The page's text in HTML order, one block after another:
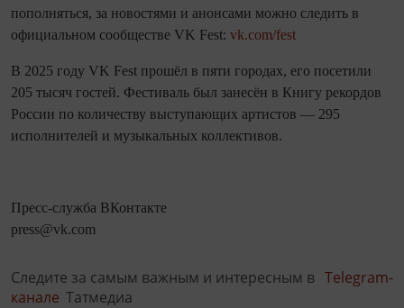
пополняться, за новостями и анонсами можно следить в
официальном сообществе VK Fest: vk.com/fest
В 2025 году VK Fest прошёл в пяти городах, его посетили
205 тысяч гостей. Фестиваль был занесён в Книгу рекордов
России по количеству выступающих артистов — 295
исполнителей и музыкальных коллективов.
Пресс-служба ВКонтакте
press@vk.com
Следите за самым важным и интересным в Telegram-
канале Татмедиа